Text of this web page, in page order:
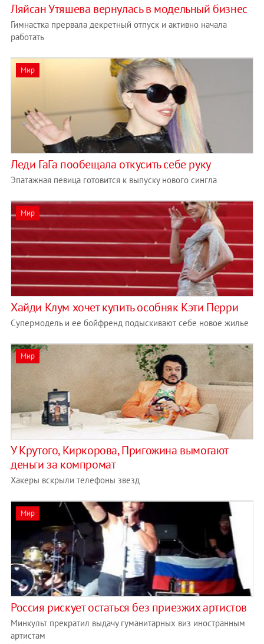
Ляйсан Утяшева вернулась в модельный бизнес
Гимнастка прервала декретный отпуск и активно начала
работать
Мир
Леди ГаГа пообещала откусить себе руку
Эпатажная певица готовится к выпуску нового сингла
Мир
Хайди Клум хочет купить особняк Кэти Перри
Супермодель и ее бойфренд подыскивают себе новое жилье
Мир
У Крутого, Киркорова, Пригожина вымогают
деньги за компромат
Хакеры вскрыли телефоны звезд
Мир
Россия рискует остаться без приезжих артистов
Минкульт прекратил выдачу гуманитарных виз иностранным
артистам